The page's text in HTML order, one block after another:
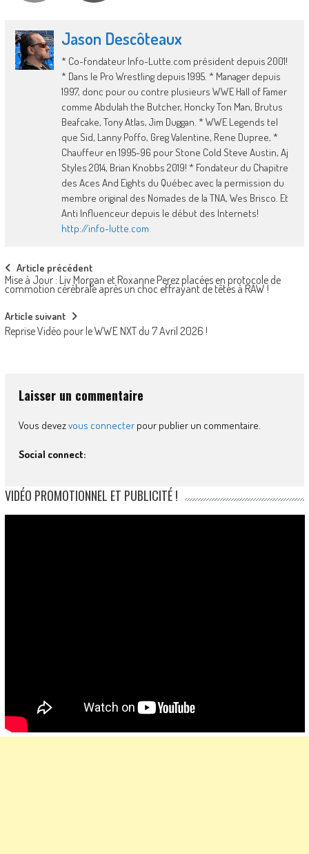
Jason Descôteaux
* Co-fondateur Info-Lutte.com président depuis 2001!
* Dans le Pro Wrestling depuis 1995. * Manager depuis
1997, donc pour ou contre plusieurs WWE Hall of Famer
comme Abdulah the Butcher, Honcky Ton Man, Brutus
Beafcake, Tony Atlas, Jim Duggan. * WWE Legends tel
que Sid, Lanny Poffo, Greg Valentine, Rene Dupree, *
Chauffeur en 1995-96 pour Stone Cold Steve Austin, Aj
Styles 2014, Brian Knobbs 2019! * Fondateur du Chapitre
des Aces And Eights du Québec avec la permission du
membre original des Nomades de la TNA, Wes Brisco. Et
Anti Influenceur depuis le début des Internets!
http://info-lutte.com
Post
navigation
Article précédent
Mise à Jour : Liv Morgan et Roxanne Perez placées en protocole de
commotion cérébrale après un choc effrayant de têtes à RAW !
Article suivant
Reprise Vidéo pour le WWE NXT du 7 Avril 2026 !
Laisser un commentaire
Vous devezvous connecterpour publier un commentaire.
Social connect:
VIDÉO PROMOTIONNEL ET PUBLICITÉ !